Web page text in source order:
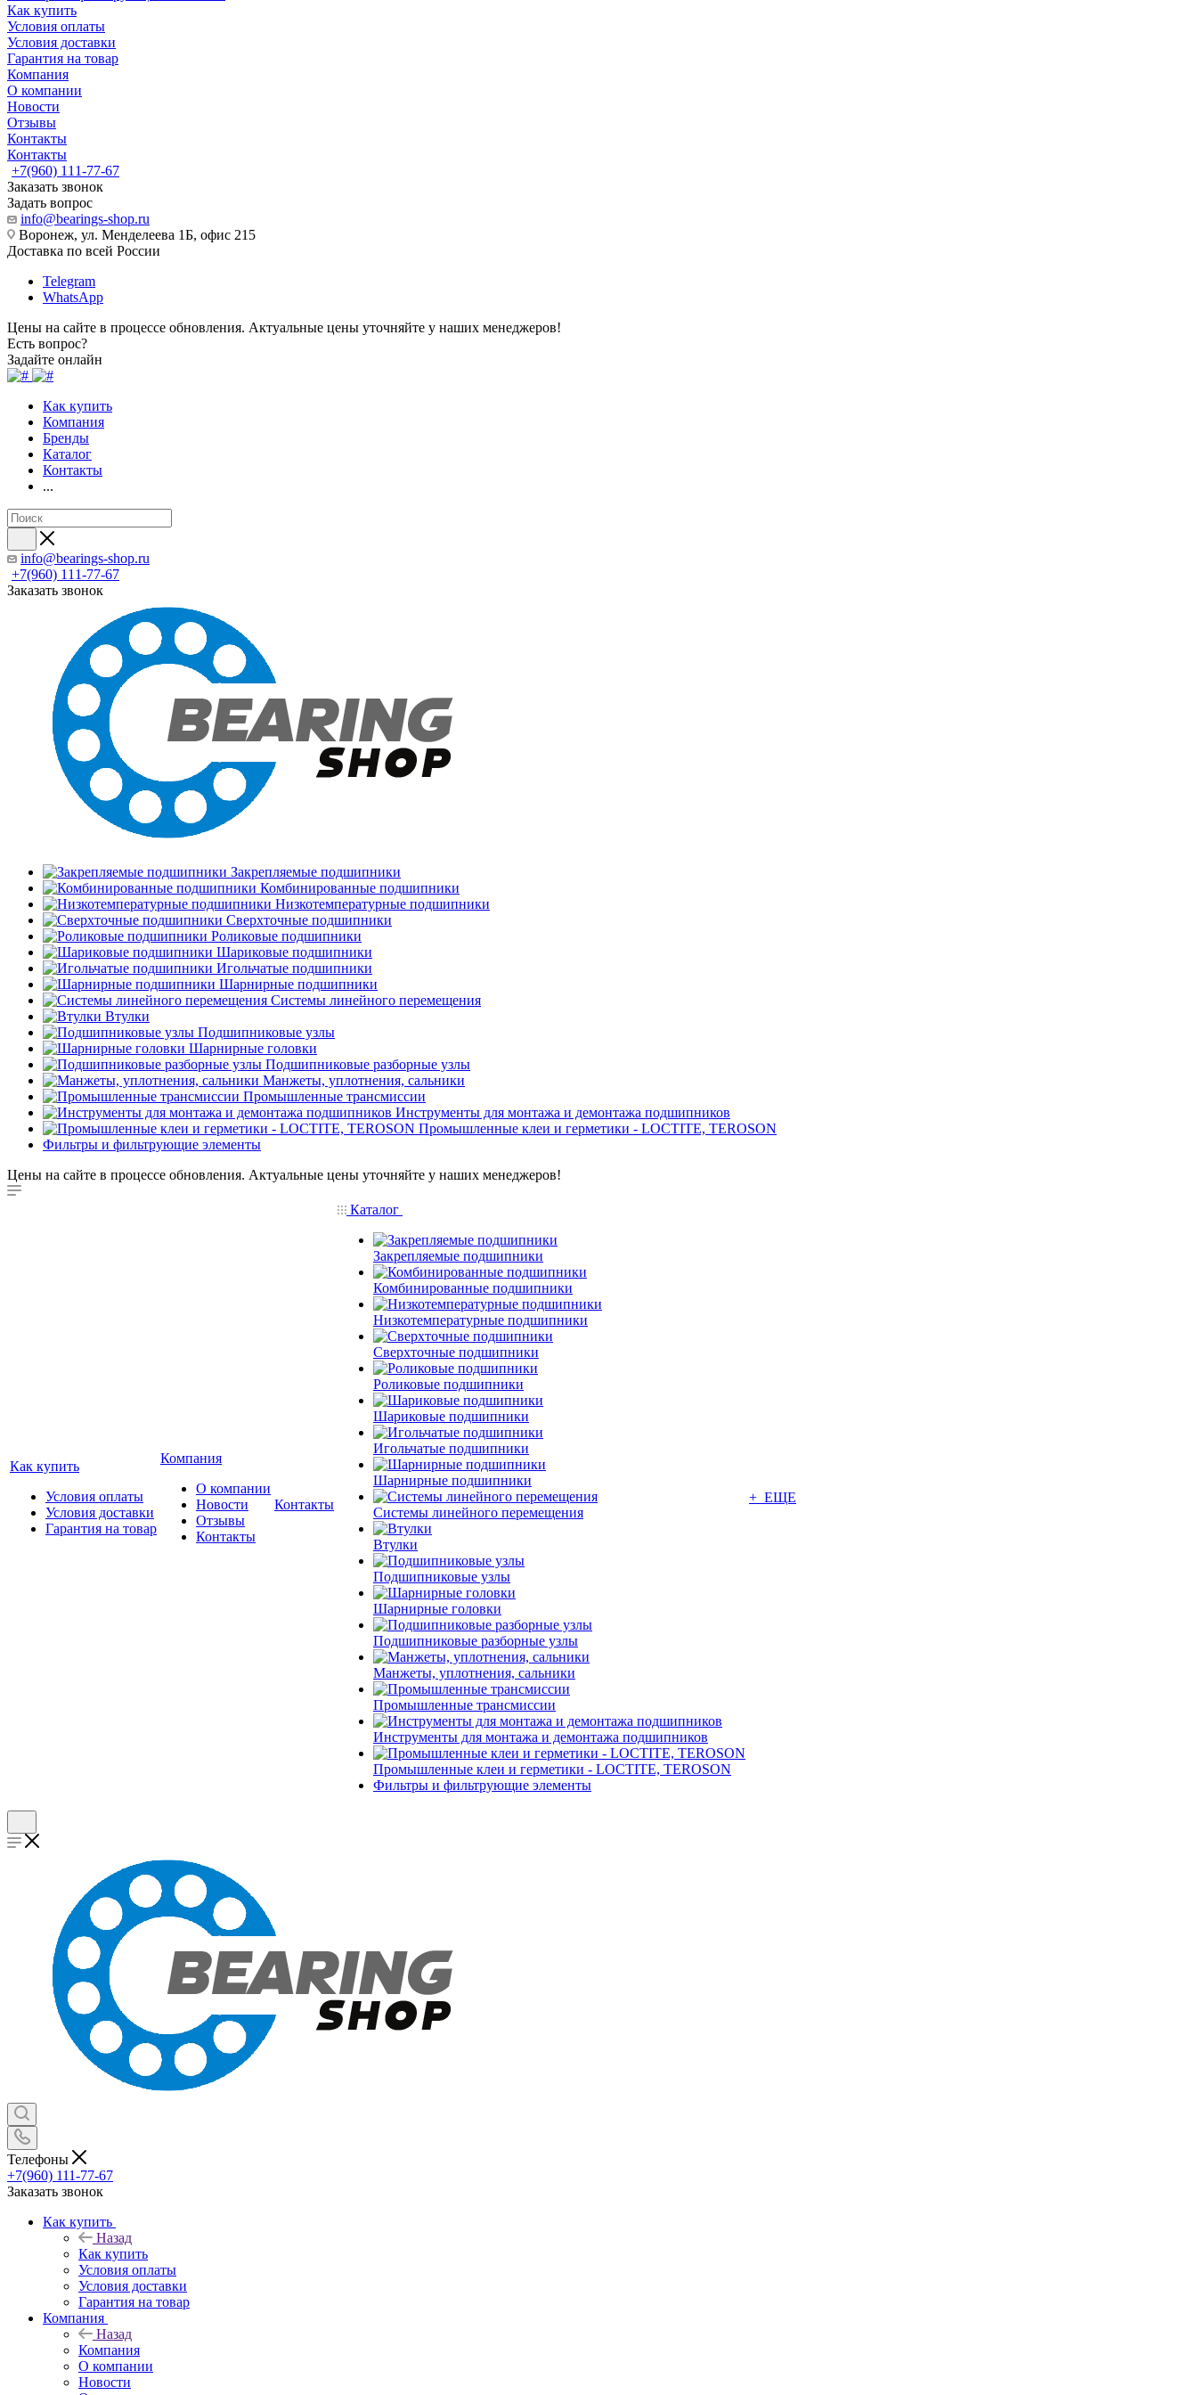
Как купить
Условия оплаты
Условия доставки
Гарантия на товар
Компания
О компании
Новости
Отзывы
Контакты
Контакты
+7(960) 111-77-67
Заказать звонок
Задать вопрос
info@bearings-shop.ru
Воронеж, ул. Менделеева 1Б, офис 215
Доставка по всей России
Telegram
WhatsApp
Цены на сайте в процессе обновления. Актуальные цены уточняйте у наших менеджеров!
Есть вопрос?
Задайте онлайн
Как купить
Компания
Бренды
Каталог
Контакты
...
info@bearings-shop.ru
+7(960) 111-77-67
Заказать звонок
Закрепляемые подшипники
Комбинированные подшипники
Низкотемпературные подшипники
Сверхточные подшипники
Роликовые подшипники
Шариковые подшипники
Игольчатые подшипники
Шарнирные подшипники
Системы линейного перемещения
Втулки
Подшипниковые узлы
Шарнирные головки
Подшипниковые разборные узлы
Манжеты, уплотнения, сальники
Промышленные трансмиссии
Инструменты для монтажа и демонтажа подшипников
Промышленные клеи и герметики - LOCTITE, TEROSON
Фильтры и фильтрующие элементы
Цены на сайте в процессе обновления. Актуальные цены уточняйте у наших менеджеров!
Как купить
Условия оплаты
Условия доставки
Гарантия на товар
Компания
О компании
Новости
Отзывы
Контакты
Контакты
Каталог
Закрепляемые подшипники
Комбинированные подшипники
Низкотемпературные подшипники
Сверхточные подшипники
Роликовые подшипники
Шариковые подшипники
Игольчатые подшипники
Шарнирные подшипники
Системы линейного перемещения
Втулки
Подшипниковые узлы
Шарнирные головки
Подшипниковые разборные узлы
Манжеты, уплотнения, сальники
Промышленные трансмиссии
Инструменты для монтажа и демонтажа подшипников
Промышленные клеи и герметики - LOCTITE, TEROSON
Фильтры и фильтрующие элементы
+ ЕЩЕ
Телефоны
+7(960) 111-77-67
Заказать звонок
Как купить
Назад
Как купить
Условия оплаты
Условия доставки
Гарантия на товар
Компания
Назад
Компания
О компании
Новости